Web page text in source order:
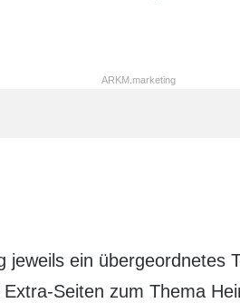
ARKM.marketing
ein übergeordnetes
Seiten zum Thema